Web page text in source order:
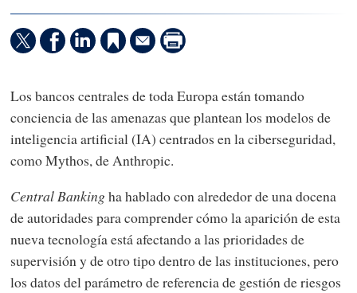
Los bancos centrales de toda Europa están tomando
conciencia de las amenazas que plantean los modelos de
inteligencia artificial (IA) centrados en la ciberseguridad,
como Mythos, de Anthropic.
Central Bankingha hablado con alrededor de una docena
de autoridades para comprender cómo la aparición de esta
nueva tecnología está afectando a las prioridades de
supervisión y de otro tipo dentro de las instituciones, pero
los datos del parámetro de referencia de gestión de riesgos